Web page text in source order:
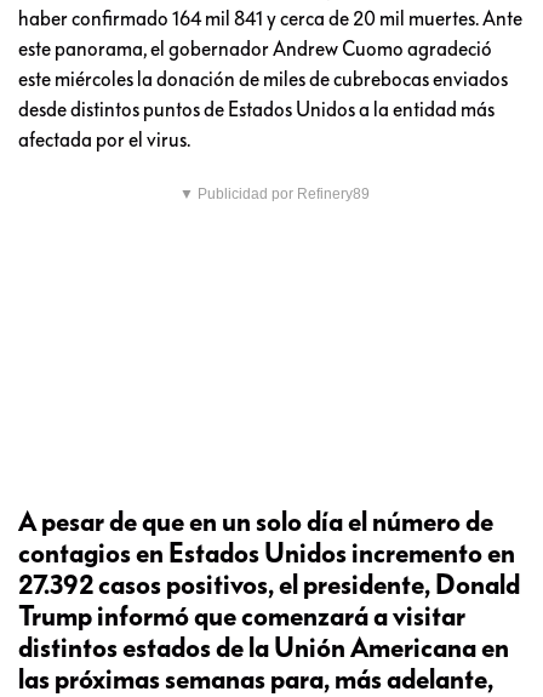
haber confirmado 164 mil 841 y cerca de 20 mil muertes. Ante
este panorama, el gobernador Andrew Cuomo agradeció
este miércoles la donación de miles de cubrebocas enviados
desde distintos puntos de Estados Unidos a la entidad más
afectada por el virus.
▼ Publicidad por Refinery89
A pesar de que en un solo día el número de
contagios en Estados Unidos incremento en
27.392 casos positivos, el presidente, Donald
Trump informó que comenzará a visitar
distintos estados de la Unión Americana en
las próximas semanas para, más adelante,